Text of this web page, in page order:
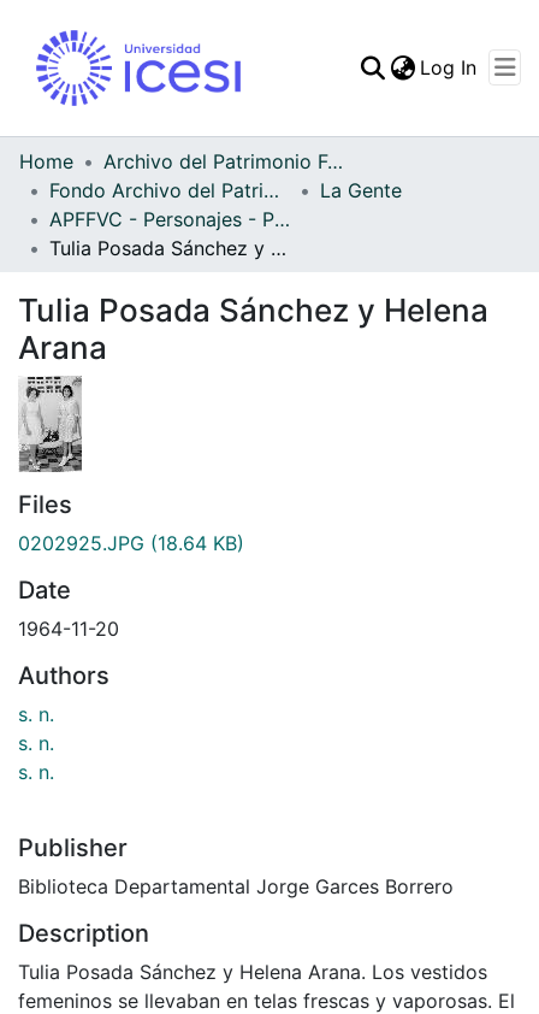
Statistics
Log In
Home
Archivo del Patrimonio Fotográfico y Fílmico del Valle del Cauca
Fondo Archivo del Patrimonio Fotográfico y Fílmico del Valle del Cauca
La Gente
APFFVC - Personajes - Patrimonial
Tulia Posada Sánchez y Helena Arana
Tulia Posada Sánchez y Helena
Arana
Files
0202925.JPG (18.64 KB)
Date
1964-11-20
Authors
s. n.
s. n.
s. n.
Publisher
Biblioteca Departamental Jorge Garces Borrero
Description
Tulia Posada Sánchez y Helena Arana. Los vestidos
femeninos se llevaban en telas frescas y vaporosas. El